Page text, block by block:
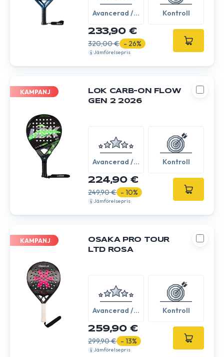
Avancerad /
Kontroll
233,90 €
320,00 € - 26%
Jämförelsepris
KAMPANJ
LOK CARB-ON FLOW
GEN 2 2026
Avancerad /
Kontroll
224,90 €
249,90 € - 10%
Jämförelsepris
KAMPANJ
OSAKA PRO TOUR
LTD ROSA
Avancerad /
Kontroll
259,90 €
299,90 € - 13%
Jämförelsepris